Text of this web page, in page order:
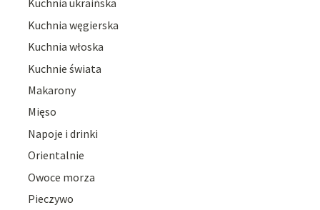
Kuchnia ukraińska
Kuchnia węgierska
Kuchnia włoska
Kuchnie świata
Makarony
Mięso
Napoje i drinki
Orientalnie
Owoce morza
Pieczywo